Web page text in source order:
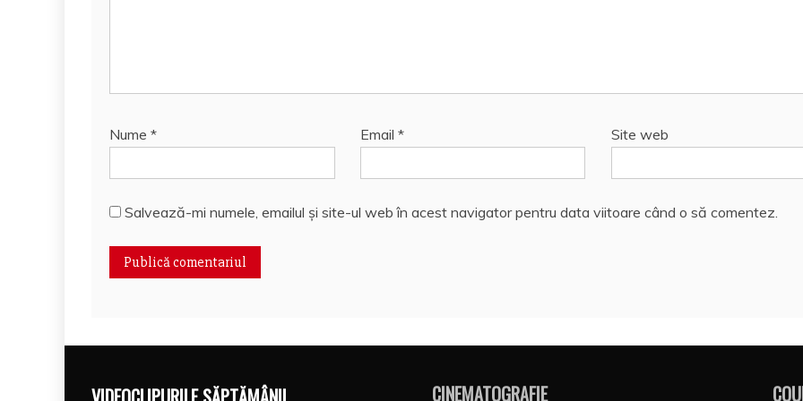
Nume * Email * Site web
Salvează-mi numele, emailul și site-ul web în acest navigator pentru data viitoare când o să comentez.
CINEMATOGRAFIE